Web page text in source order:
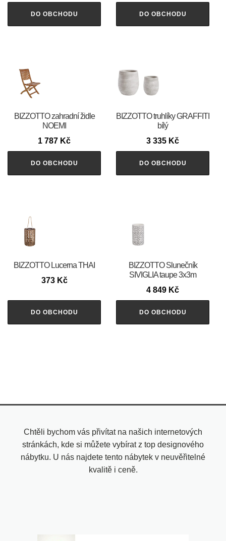
DO OBCHODU DO OBCHODU
BIZZOTTO zahradní židle
NOEMI
1 787 Kč
DO OBCHODU
BIZZOTTO truhlíky GRAFFITI
bílý
3 335 Kč
DO OBCHODU
BIZZOTTO Lucerna THAI
373 Kč
DO OBCHODU
BIZZOTTO Slunečník
SIVIGLIA taupe 3x3m
4 849 Kč
DO OBCHODU
Chtěli bychom vás přivítat na našich internetových
stránkách, kde si můžete vybírat z top designového
nábytku. U nás najdete tento nábytek v neuvěřitelné
kvalitě i ceně.